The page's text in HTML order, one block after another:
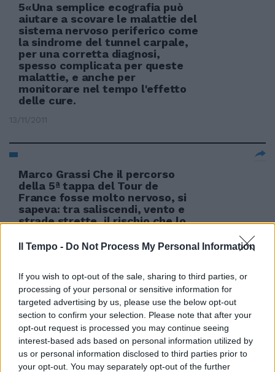
Il Tempo - Do Not Process My Personal Information
If you wish to opt-out of the sale, sharing to third parties, or
processing of your personal or sensitive information for
targeted advertising by us, please use the below opt-out
section to confirm your selection. Please note that after your
opt-out request is processed you may continue seeing
interest-based ads based on personal information utilized by
us or personal information disclosed to third parties prior to
your opt-out. You may separately opt-out of the further
5«Una semplice ecografia può
aiutare a scovare le malattie del
sistema nervoso periferico come
la sindrome del tunnel carpale,
per una corretta diagnosi,
spesso complicata per queste
malattie, e anche per
monitorare nel tempo l'effetto
delle cure.
13/11/2011
Marco Grassi Che il percorso
della 5ª tappa del Tour de
France fosse molto nervoso, si
sapeva: tra saliscendi, vento e
strade strette, il rischio che lo
falcidiato dalle cadute era
tangibile.
10/07/2011
Affondo di Bossi: "Berlusconi è
nervoso"
29/05/2011